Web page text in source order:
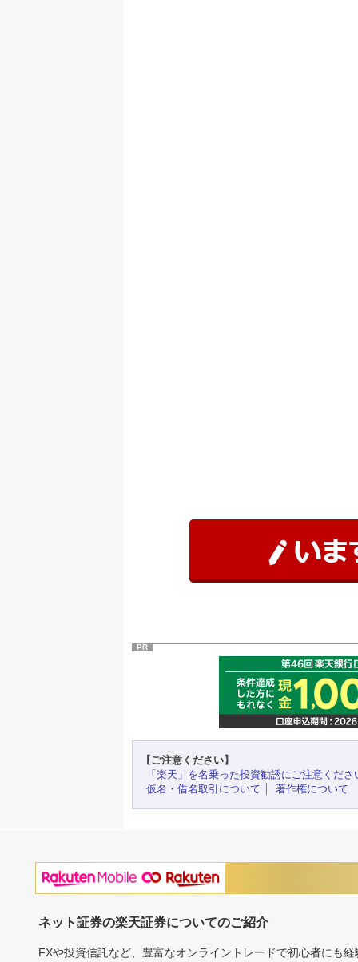
PR
【ご注意ください】
「楽天」を名乗った投資勧誘にご注意くださ
仮名・借名取引について
著作権について
ネット証券の楽天証券についてのご紹介
FXや投資信託など、豊富なオンライントレードで初心者にも